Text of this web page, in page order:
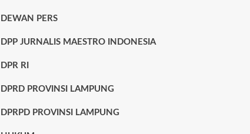
DEWAN PERS
DPP JURNALIS MAESTRO INDONESIA
DPR RI
DPRD PROVINSI LAMPUNG
DPRPD PROVINSI LAMPUNG